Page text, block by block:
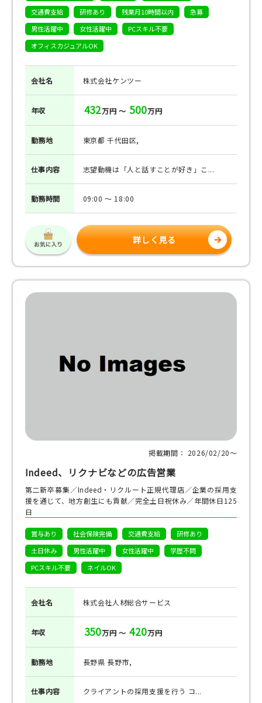
交通費支給
研修あり 残業月10時間以内
急募
男性活躍中
女性活躍中
PCスキル不要
オフィスカジュアルOK
会社名 株式会社ケンツー
年収 432万円 ～ 500万円
勤務地 東京都 千代田区,
仕事内容 志望動機は「人と話すことが好き」こ...
勤務時間 09:00 ～ 18:00
詳しく見る
掲載期間： 2026/02/20〜
Indeed、リクナビなどの広告営業
第二新卒募集／Indeed・リクルート正規代理店／企業の採用支
援を通じて、地方創生にも貢献／完全土日祝休み／年間休日125
日
賞与あり 社会保険完備 交通費支給
研修あり
土日休み
男性活躍中 女性活躍中
学歴不問
PCスキル不要
ネイルOK
会社名 株式会社人材総合サービス
年収 350万円 ～ 420万円
勤務地 長野県 長野市,
仕事内容 クライアントの採用支援を行う コ...